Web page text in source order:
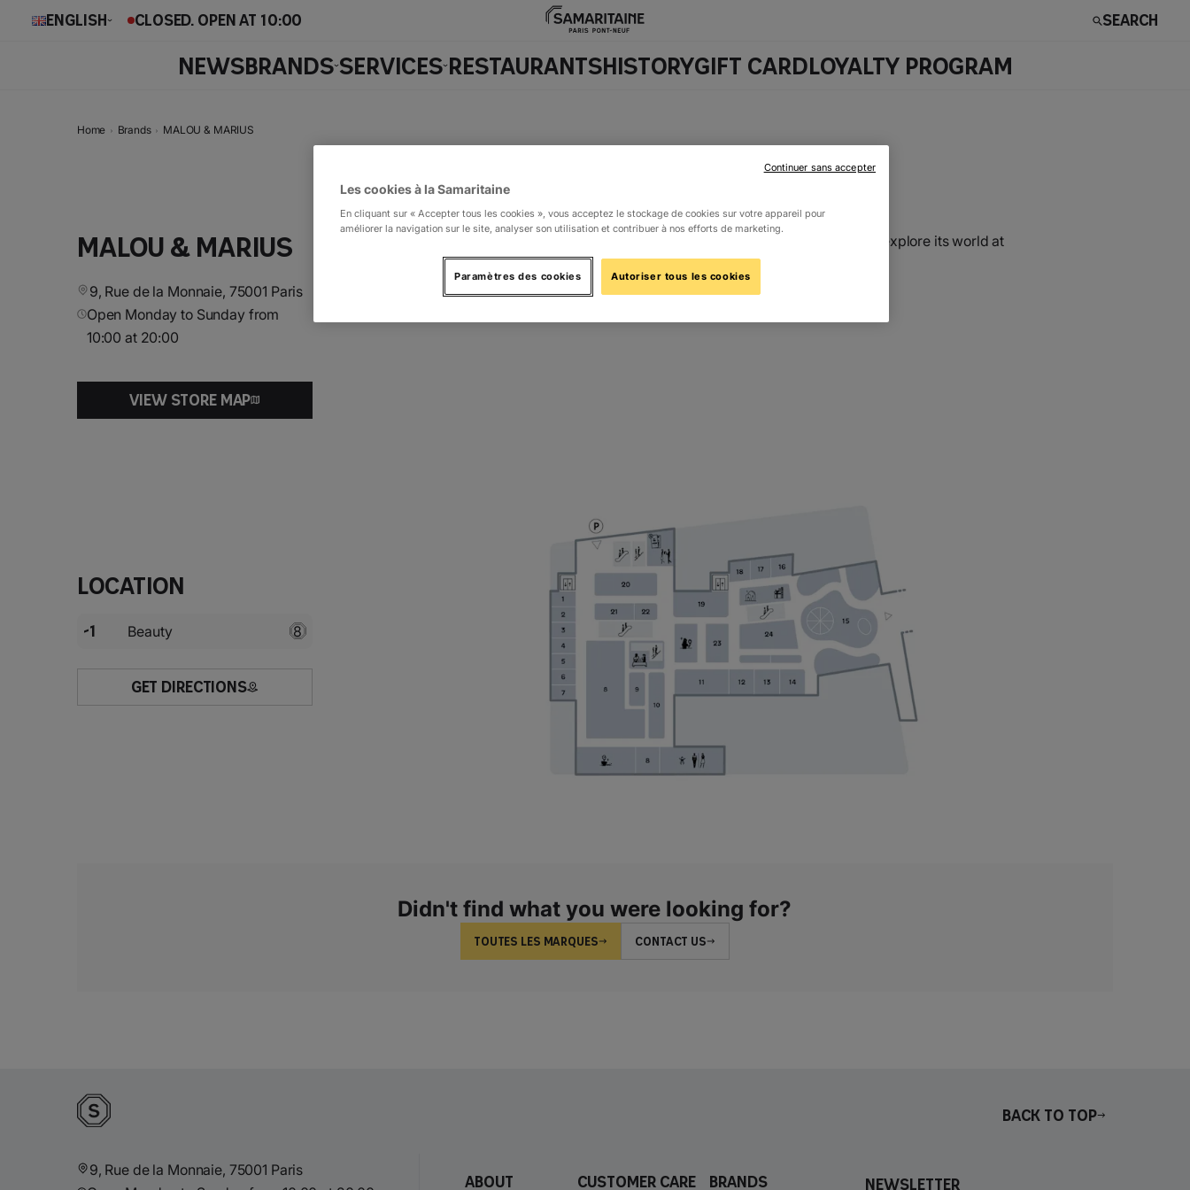
English CLOSED. OPEN AT 10:00 Search
NEWSBRANDS SERVICES RESTAURANTSHISTORYGIFT CARDLOYALTY PROGRAM
Home Brands MALOU & MARIUS
MALOU & MARIUS
9, Rue de la Monnaie, 75001 Paris
Open Monday to Sunday from
10:00 at 20:00
VIEW STORE MAP
and explore its world at
our Parisian store, la Samaritaine.
Location
-1 Beauty 8
GET DIRECTIONS
Didn't find what you were looking for?
TOUTES LES MARQUES CONTACT US
Back to top
9, Rue de la Monnaie, 75001 Paris
About Customer care Brands Newsletter
Les cookies à la Samaritaine
En cliquant sur « Accepter tous les cookies », vous acceptez le stockage de cookies sur votre appareil pour
améliorer la navigation sur le site, analyser son utilisation et contribuer à nos efforts de marketing.
Paramètres des cookies Autoriser tous les cookies
Continuer sans accepter